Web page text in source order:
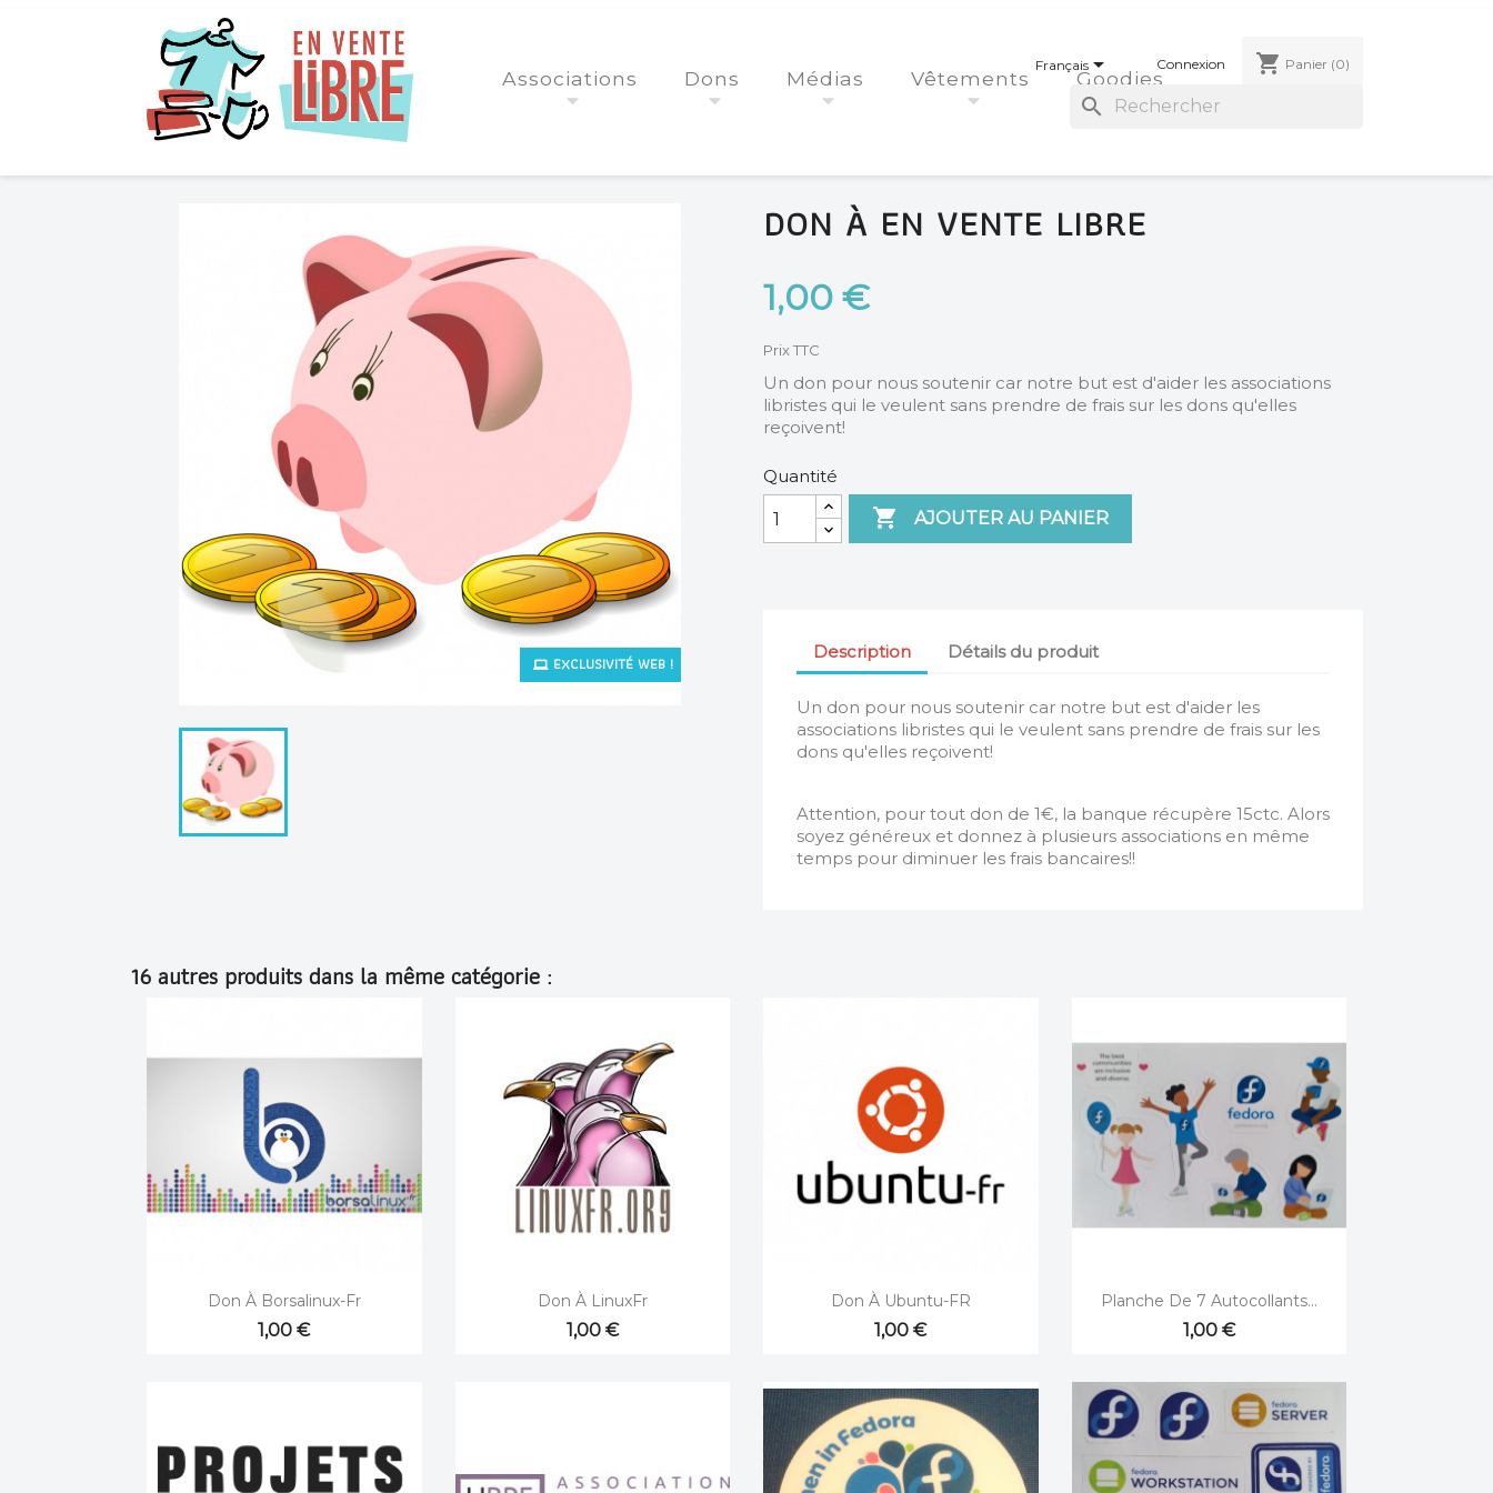
Français Connexion shopping_cart Panier (0)
Associations Dons Médias Vêtements Goodies
search
EXCLUSIVITÉ WEB !
DON À EN VENTE LIBRE
1,00 €
Prix TTC
Un don pour nous soutenir car notre but est d'aider les associations
libristes qui le veulent sans prendre de frais sur les dons qu'elles
reçoivent!
Quantité
 AJOUTER AU PANIER
Description Détails du produit
Un don pour nous soutenir car notre but est d'aider les
associations libristes qui le veulent sans prendre de frais sur les
dons qu'elles reçoivent!
Attention, pour tout don de 1€, la banque récupère 15ctc. Alors
soyez généreux et donnez à plusieurs associations en même
temps pour diminuer les frais bancaires!!
16 autres produits dans la même catégorie :
Aperçu rapide
Don À Borsalinux-Fr
1,00 €
Aperçu rapide
Don À LinuxFr
1,00 €
Aperçu rapide
Don À Ubuntu-FR
1,00 €
Aperçu rapide
Planche De 7 Autocollants...
1,00 €